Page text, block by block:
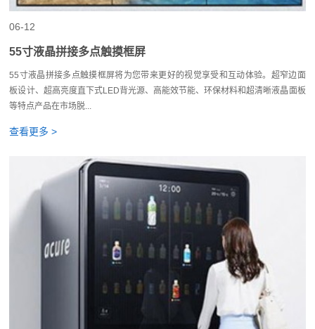
06-12
55寸液晶拼接多点触摸框屏
55寸液晶拼接多点触摸框屏将为您带来更好的视觉享受和互动体验。超窄边面
板设计、超高亮度直下式LED背光源、高能效节能、环保材料和超清晰液晶面板
等特点产品在市场脱...
查看更多 >